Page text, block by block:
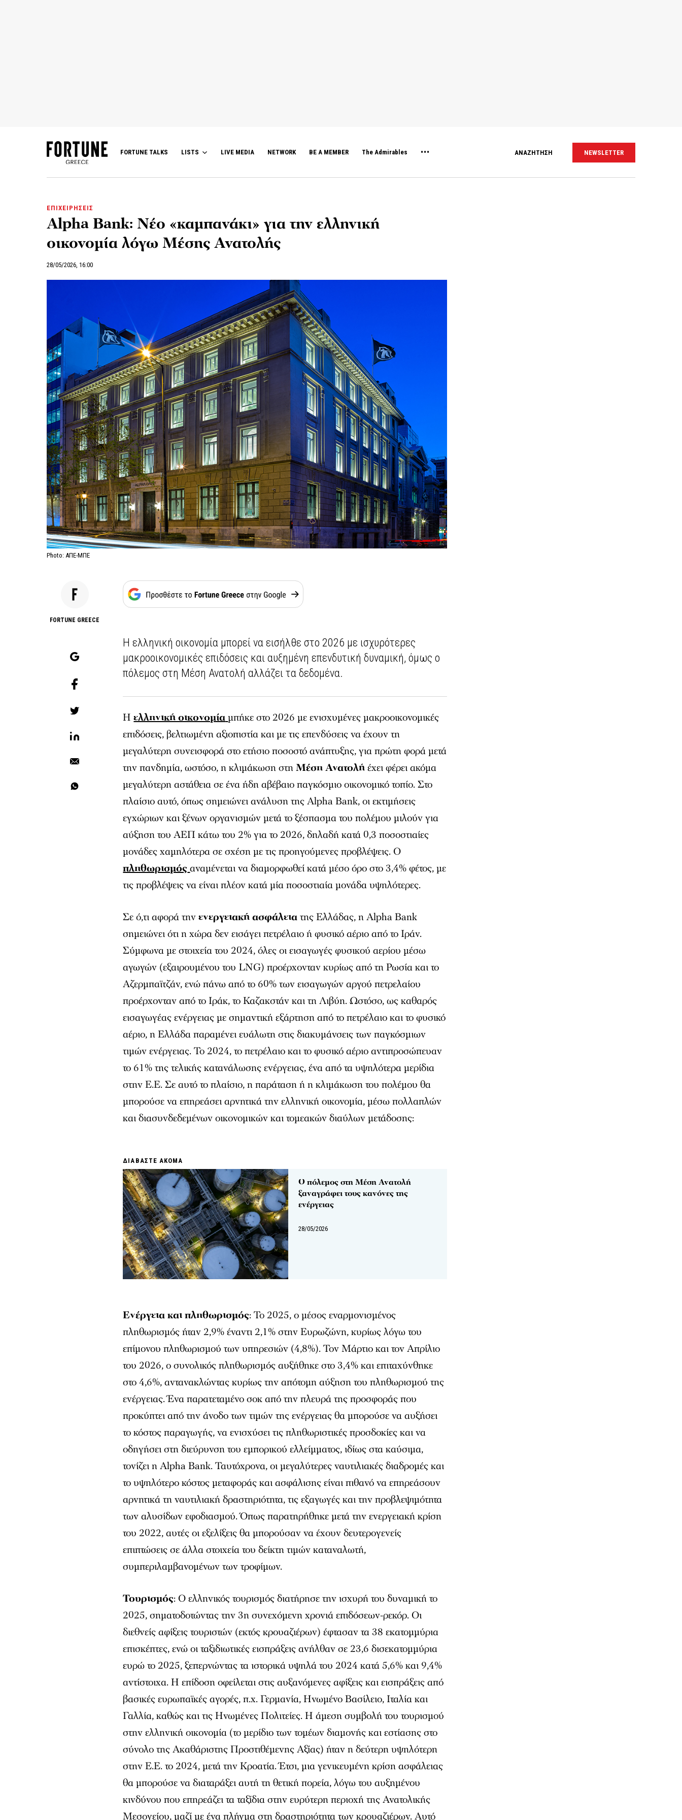
FORTUNE TALKS LISTS LIVE MEDIA NETWORK BE A MEMBER The Admirables ΑΝΑΖΗΤΗΣΗ NEWSLETTER
ΕΠΙΧΕΙΡΗΣΕΙΣ
Alpha Bank: Νέο «καμπανάκι» για την ελληνική
οικονομία λόγω Μέσης Ανατολής
28/05/2026, 16:00
Photo: ΑΠΕ-ΜΠΕ
FORTUNE GREECE
Η ελληνική οικονομία μπορεί να εισήλθε στο 2026 με ισχυρότερες
μακροοικονομικές επιδόσεις και αυξημένη επενδυτική δυναμική, όμως ο
πόλεμος στη Μέση Ανατολή αλλάζει τα δεδομένα.
Ηελληνική οικονομίαμπήκε στο 2026 με ενισχυμένες μακροοικονομικές
επιδόσεις, βελτιωμένη αξιοπιστία και με τις επενδύσεις να έχουν τη
μεγαλύτερη συνεισφορά στο ετήσιο ποσοστό ανάπτυξης, για πρώτη φορά μετά
την πανδημία, ωστόσο, η κλιμάκωση στηΜέση Ανατολήέχει φέρει ακόμα
μεγαλύτερη αστάθεια σε ένα ήδη αβέβαιο παγκόσμιο οικονομικό τοπίο. Στο
πλαίσιο αυτό, όπως σημειώνει ανάλυση της Alpha Bank, οι εκτιμήσεις
εγχώριων και ξένων οργανισμών μετά το ξέσπασμα του πολέμου μιλούν για
αύξηση του ΑΕΠ κάτω του 2% για το 2026, δηλαδή κατά 0,3 ποσοστιαίες
μονάδες χαμηλότερα σε σχέση με τις προηγούμενες προβλέψεις. Ο
πληθωρισμόςαναμένεται να διαμορφωθεί κατά μέσο όρο στο 3,4% φέτος, με
τις προβλέψεις να είναι πλέον κατά μία ποσοστιαία μονάδα υψηλότερες.
Σε ό,τι αφορά τηνενεργειακή ασφάλειατης Ελλάδας, η Alpha Bank
σημειώνει ότι η χώρα δεν εισάγει πετρέλαιο ή φυσικό αέριο από το Ιράν.
Σύμφωνα με στοιχεία του 2024, όλες οι εισαγωγές φυσικού αερίου μέσω
αγωγών (εξαιρουμένου του LNG) προέρχονταν κυρίως από τη Ρωσία και το
Αζερμπαϊτζάν, ενώ πάνω από το 60% των εισαγωγών αργού πετρελαίου
προέρχονταν από το Ιράκ, το Καζακστάν και τη Λιβύη. Ωστόσο, ως καθαρός
εισαγωγέας ενέργειας με σημαντική εξάρτηση από το πετρέλαιο και το φυσικό
αέριο, η Ελλάδα παραμένει ευάλωτη στις διακυμάνσεις των παγκόσμιων
τιμών ενέργειας. Το 2024, το πετρέλαιο και το φυσικό αέριο αντιπροσώπευαν
το 61% της τελικής κατανάλωσης ενέργειας, ένα από τα υψηλότερα μερίδια
στην Ε.Ε. Σε αυτό το πλαίσιο, η παράταση ή η κλιμάκωση του πολέμου θα
μπορούσε να επηρεάσει αρνητικά την ελληνική οικονομία, μέσω πολλαπλών
και διασυνδεδεμένων οικονομικών και τομεακών διαύλων μετάδοσης:
ΔΙΑΒΑΣΤΕ ΑΚΟΜΑ
Ο πόλεμος στη Μέση Ανατολή
ξαναγράφει τους κανόνες της
ενέργειας
28/05/2026
Ενέργεια και πληθωρισμός: Το 2025, ο μέσος εναρμονισμένος
πληθωρισμός ήταν 2,9% έναντι 2,1% στην Ευρωζώνη, κυρίως λόγω του
επίμονου πληθωρισμού των υπηρεσιών (4,8%). Τον Μάρτιο και τον Απρίλιο
του 2026, ο συνολικός πληθωρισμός αυξήθηκε στο 3,4% και επιταχύνθηκε
στο 4,6%, αντανακλώντας κυρίως την απότομη αύξηση του πληθωρισμού της
ενέργειας. Ένα παρατεταμένο σοκ από την πλευρά της προσφοράς που
προκύπτει από την άνοδο των τιμών της ενέργειας θα μπορούσε να αυξήσει
το κόστος παραγωγής, να ενισχύσει τις πληθωριστικές προσδοκίες και να
οδηγήσει στη διεύρυνση του εμπορικού ελλείμματος, ιδίως στα καύσιμα,
τονίζει η Alpha Bank. Ταυτόχρονα, οι μεγαλύτερες ναυτιλιακές διαδρομές και
το υψηλότερο κόστος μεταφοράς και ασφάλισης είναι πιθανό να επηρεάσουν
αρνητικά τη ναυτιλιακή δραστηριότητα, τις εξαγωγές και την προβλεψιμότητα
των αλυσίδων εφοδιασμού. Όπως παρατηρήθηκε μετά την ενεργειακή κρίση
του 2022, αυτές οι εξελίξεις θα μπορούσαν να έχουν δευτερογενείς
επιπτώσεις σε άλλα στοιχεία του δείκτη τιμών καταναλωτή,
συμπεριλαμβανομένων των τροφίμων.
Τουρισμός: Ο ελληνικός τουρισμός διατήρησε την ισχυρή του δυναμική το
2025, σηματοδοτώντας την 3η συνεχόμενη χρονιά επιδόσεων-ρεκόρ. Οι
διεθνείς αφίξεις τουριστών (εκτός κρουαζιέρων) έφτασαν τα 38 εκατομμύρια
επισκέπτες, ενώ οι ταξιδιωτικές εισπράξεις ανήλθαν σε 23,6 δισεκατομμύρια
ευρώ το 2025, ξεπερνώντας τα ιστορικά υψηλά του 2024 κατά 5,6% και 9,4%
αντίστοιχα. Η επίδοση οφείλεται στις αυξανόμενες αφίξεις και εισπράξεις από
βασικές ευρωπαϊκές αγορές, π.χ. Γερμανία, Ηνωμένο Βασίλειο, Ιταλία και
Γαλλία, καθώς και τις Ηνωμένες Πολιτείες. Η άμεση συμβολή του τουρισμού
στην ελληνική οικονομία (το μερίδιο των τομέων διαμονής και εστίασης στο
σύνολο της Ακαθάριστης Προστιθέμενης Αξίας) ήταν η δεύτερη υψηλότερη
στην Ε.Ε. το 2024, μετά την Κροατία. Έτσι, μια γενικευμένη κρίση ασφάλειας
θα μπορούσε να διαταράξει αυτή τη θετική πορεία, λόγω του αυξημένου
κινδύνου που επηρεάζει τα ταξίδια στην ευρύτερη περιοχή της Ανατολικής
Μεσογείου, μαζί με ένα πλήγμα στη δραστηριότητα των κρουαζιέρων. Αυτό